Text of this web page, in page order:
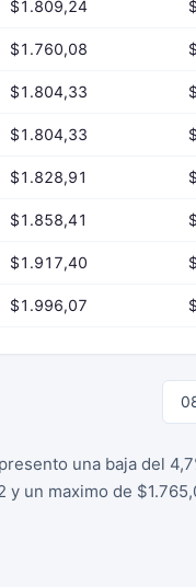
$1.809,24
$1.760,08
$1.804,33
$1.804,33
$1.828,91
$1.858,41
$1.917,40
$1.996,07
una baja del
un maximo de